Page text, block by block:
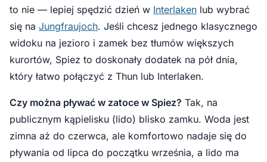
to nie — lepiej spędzić dzień w Interlaken lub wybrać
się na Jungfraujoch. Jeśli chcesz jednego klasycznego
widoku na jezioro i zamek bez tłumów większych
kurortów, Spiez to doskonały dodatek na pół dnia,
który łatwo połączyć z Thun lub Interlaken.
Czy można pływać w zatoce w Spiez? Tak, na
publicznym kąpielisku (lido) blisko zamku. Woda jest
zimna aż do czerwca, ale komfortowo nadaje się do
pływania od lipca do początku września, a lido ma